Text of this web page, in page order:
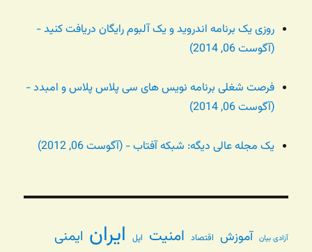
روزی یک برنامه اندروید و یک آلبوم رایگان دریافت کنید -
(آگوست 06, 2014)
فرصت شغلی برنامه نویس های سی پلاس پلاس و امبدد -
(آگوست 06, 2014)
یک مجله عالی دیگه: شبکه آفتاب - (آگوست 06, 2012)
آزادی بیان آموزش اقتصاد امنیت اپل ایران ایمنی